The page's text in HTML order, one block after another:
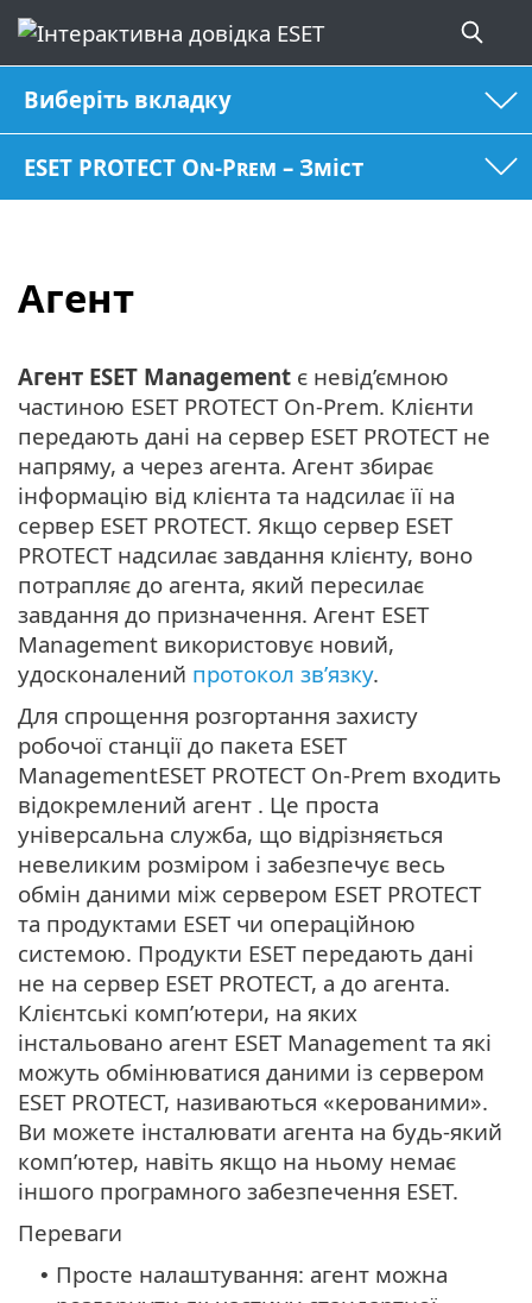
Виберіть вкладку
ESET PROTECT On-Prem – Зміст
Агент
Агент ESET Management є невід’ємною
частиною ESET PROTECT On-Prem. Клієнти
передають дані на сервер ESET PROTECT не
напряму, а через агента. Агент збирає
інформацію від клієнта та надсилає її на
сервер ESET PROTECT. Якщо сервер ESET
PROTECT надсилає завдання клієнту, воно
потрапляє до агента, який пересилає
завдання до призначення. Агент ESET
Management використовує новий,
удосконалений протокол зв’язку.
Для спрощення розгортання захисту
робочої станції до пакета ESET
ManagementESET PROTECT On-Prem входить
відокремлений агент . Це проста
універсальна служба, що відрізняється
невеликим розміром і забезпечує весь
обмін даними між сервером ESET PROTECT
та продуктами ESET чи операційною
системою. Продукти ESET передають дані
не на сервер ESET PROTECT, а до агента.
Клієнтські комп’ютери, на яких
інстальовано агент ESET Management та які
можуть обмінюватися даними із сервером
ESET PROTECT, називаються «керованими».
Ви можете інсталювати агента на будь-який
комп’ютер, навіть якщо на ньому немає
іншого програмного забезпечення ESET.
Переваги
• Просте налаштування: агент можна